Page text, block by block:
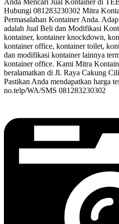
Hubungi 081283230302 Mitra
Permasalahan Kontainer Anda.
adalah Jual Beli dan Modifikasi
kontainer, kontainer knockdown,
kontainer office, kontainer toilet,
dan modifikasi kontainer lainnya
kontainer office. Kami Mitra
beralamatkan di Jl. Raya Cakung
Pastikan Anda mendapatkan harga
no.telp/WA/SMS 081283230302